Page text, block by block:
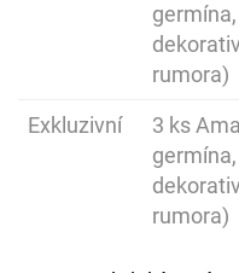
rumora)
Exkluzivní
3 ks
rumora)